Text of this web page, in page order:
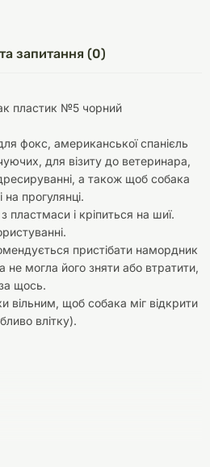
запитання (0)
пластик №5 чорний
фокс, американської спанієль
для візиту до ветеринара,
а також щоб собака
на прогулянці.
пластмаси і кріпиться на шиї.
пристібати намордник
могла його зняти або втратити,
щось.
вільним, щоб собака міг відкрити
влітку).